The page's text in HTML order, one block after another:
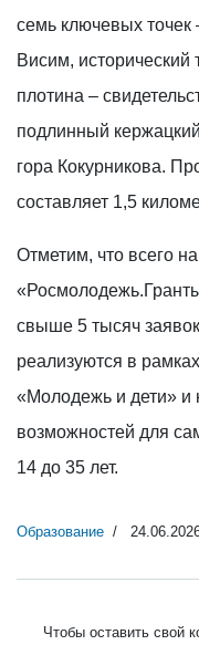
семь ключевых точек
Висим, исторический
плотина –
подлинный
гора Кокурникова.
составляет 1,5
Отметим, что всего
свыше 5 тысяч
реализуются в
«Молодежь и дети» и
возможностей для
14 до 35 лет.
Образование
Чтобы оставить свой